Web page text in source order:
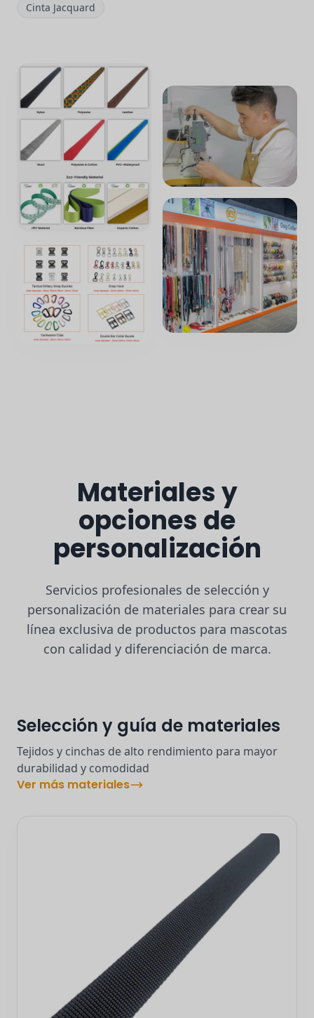
Cinta Jacquard
Materiales y
opciones de
personalización
Servicios profesionales de selección y
personalización de materiales para crear su
línea exclusiva de productos para mascotas
con calidad y diferenciación de marca.
Selección y guía de materiales
Tejidos y cinchas de alto rendimiento para mayor
durabilidad y comodidad
Ver más materiales